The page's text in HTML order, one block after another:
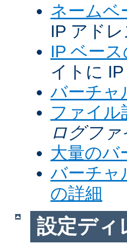
ネームベ
IP アド
IP ベー
イトに
バーチャ
ファイル
ログファ
大量のバ
バーチャ
の詳細
設定ディ